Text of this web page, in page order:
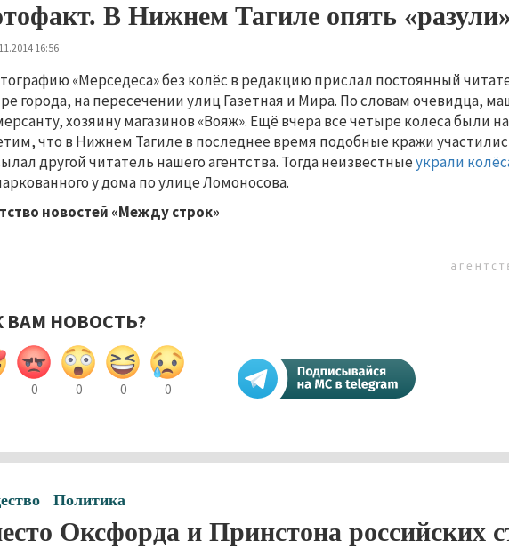
В Нижнем Тагиле опять
16:56
«Мерседеса» без колёс в редакцию прислал постоянный
города, на пересечении улиц Газетная и Мира. По словам очевидца,
хозяину магазинов «Вояж». Ещё вчера все четыре колеса были
что в Нижнем Тагиле в последнее время подобные кражи
другой читатель нашего агентства. Тогда неизвестныеукрали
у дома по улице Ломоносова.
новостей «Между строк»
ВАМ НОВОСТЬ?
0 0 0 0
Политика
Оксфорда и Принстона российских